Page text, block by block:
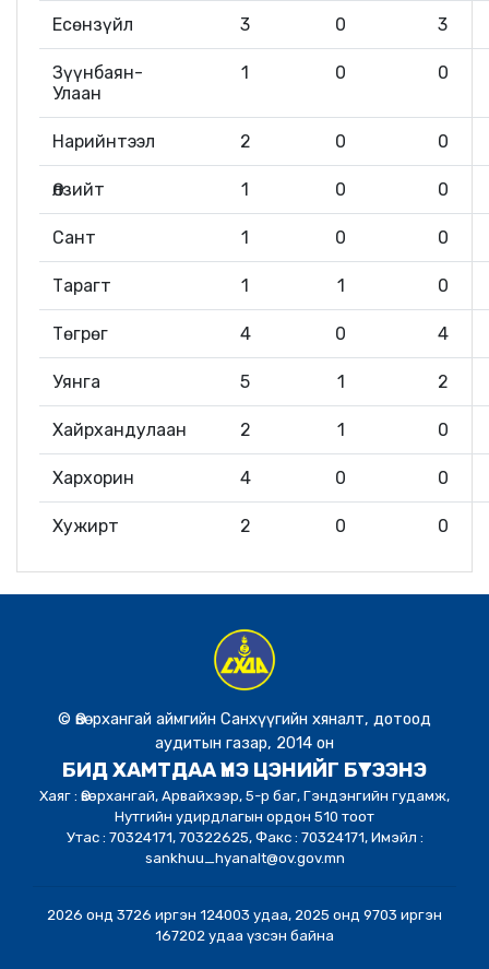
Есөнзүйл 3 0 3
Зүүнбаян-
Улаан
1 0 0
Нарийнтээл 2 0 0
Өлзийт 1 0 0
Сант 1 0 0
Тарагт 1 1 0
Төгрөг 4 0 4
Уянга 5 1 2
Хайрхандулаан 2 1 0
Хархорин 4 0 0
Хужирт 2 0 0
© Өвөрхангай аймгийн Санхүүгийн хяналт, дотоод
аудитын газар, 2014 он
БИД ХАМТДАА ҮНЭ ЦЭНИЙГ БҮТЭЭНЭ
Хаяг : Өвөрхангай, Арвайхээр, 5-р баг, Гэндэнгийн гудамж,
Нутгийн удирдлагын ордон 510 тоот
Утас : 70324171, 70322625, Факс : 70324171, Имэйл :
sankhuu_hyanalt@ov.gov.mn
2026 онд 3726 иргэн 124003 удаа, 2025 онд 9703 иргэн
167202 удаа үзсэн байна